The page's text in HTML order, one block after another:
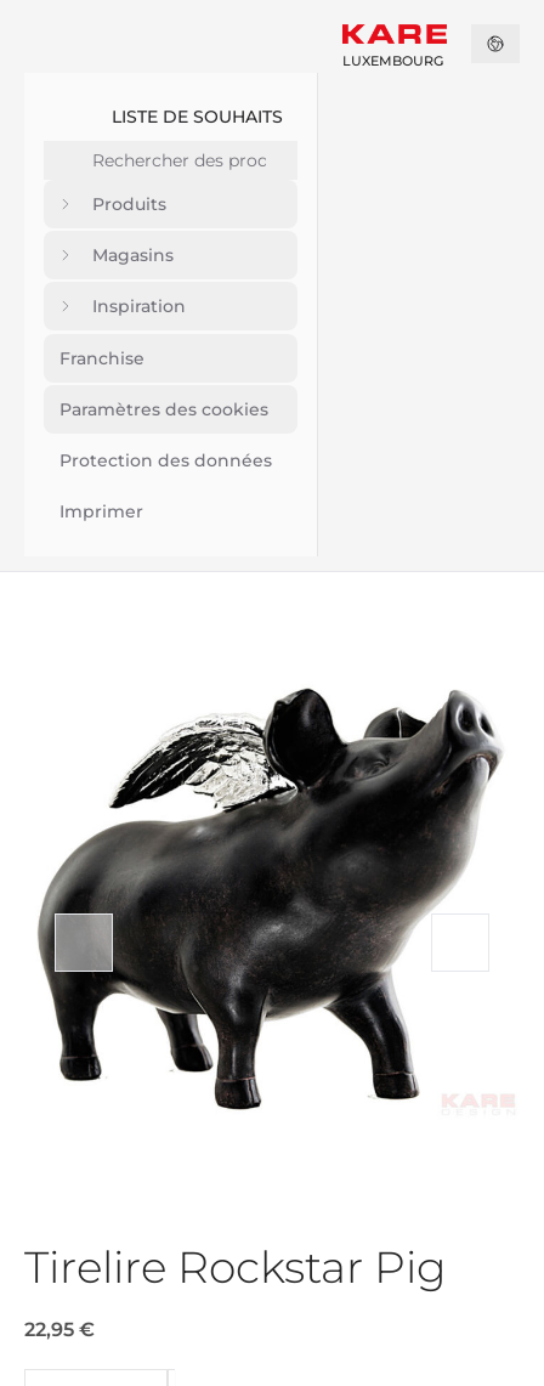
LISTE DE SOUHAITS
Produits
Magasins
Inspiration
Franchise
Paramètres des cookies
Protection des données
Imprimer
LUXEMBOURG
Tirelire Rockstar Pig
22,95 €